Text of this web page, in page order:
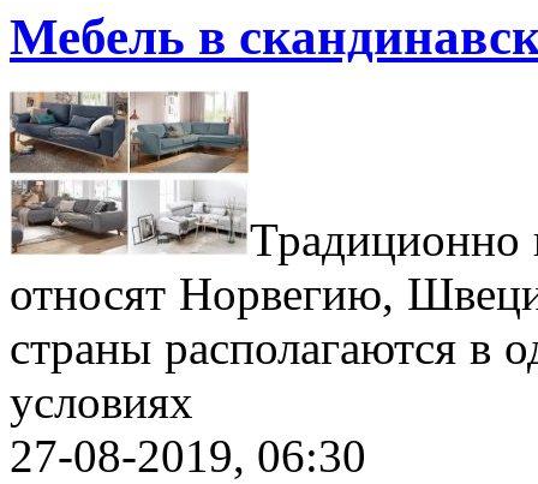
Мебель в
Традиционно
относят Норвегию,
страны располагаются в
условиях
27-08-2019, 06:30